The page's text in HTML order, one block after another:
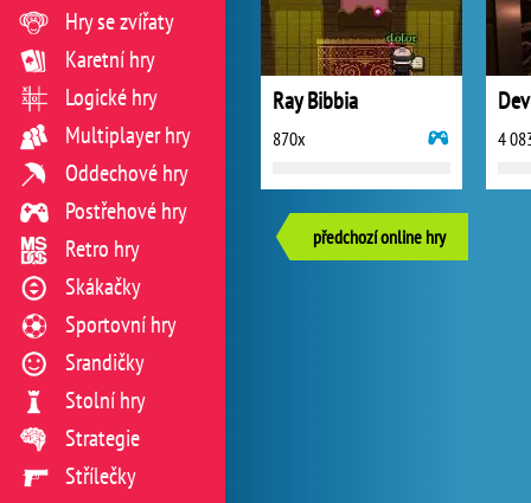
Ray Bibbia
870x 4
předchozí online hry
Hry se zvířaty
Karetní hry
Logické hry
Multiplayer hry
Oddechové hry
Postřehové hry
Retro hry
Skákačky
Sportovní hry
Srandičky
Stolní hry
Strategie
Střílečky